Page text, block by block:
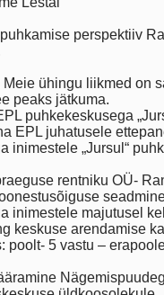
perspektiiv
ühingu liikmed on
peaks jätkuma.
puhkekeskusega
EPL juhatusele
inimestele „Jursul“
rentniku OÜ-
inimestele majutusel
keskuse arendamise
poolt- 5 vastu –